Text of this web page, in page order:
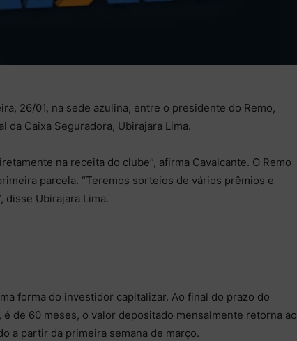
26/01, na sede azulina, entre o presidente do Remo,
da Caixa Seguradora, Ubirajara Lima.
na receita do clube”, afirma Cavalcante. O Remo
parcela. “Teremos sorteios de vários prêmios e
disse Ubirajara Lima.
forma do investidor capitalizar. Ao final do prazo do
é de 60 meses, o valor depositado mensalmente retorna ao
a partir da primeira semana de março.